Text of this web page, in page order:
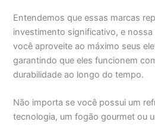
Entendemos que essas marcas
investimento significativo, e
você aproveite ao máximo seus
garantindo que eles funcionem
durabilidade ao longo do tempo.
Não importa se você possui um
tecnologia, um fogão gourmet ou